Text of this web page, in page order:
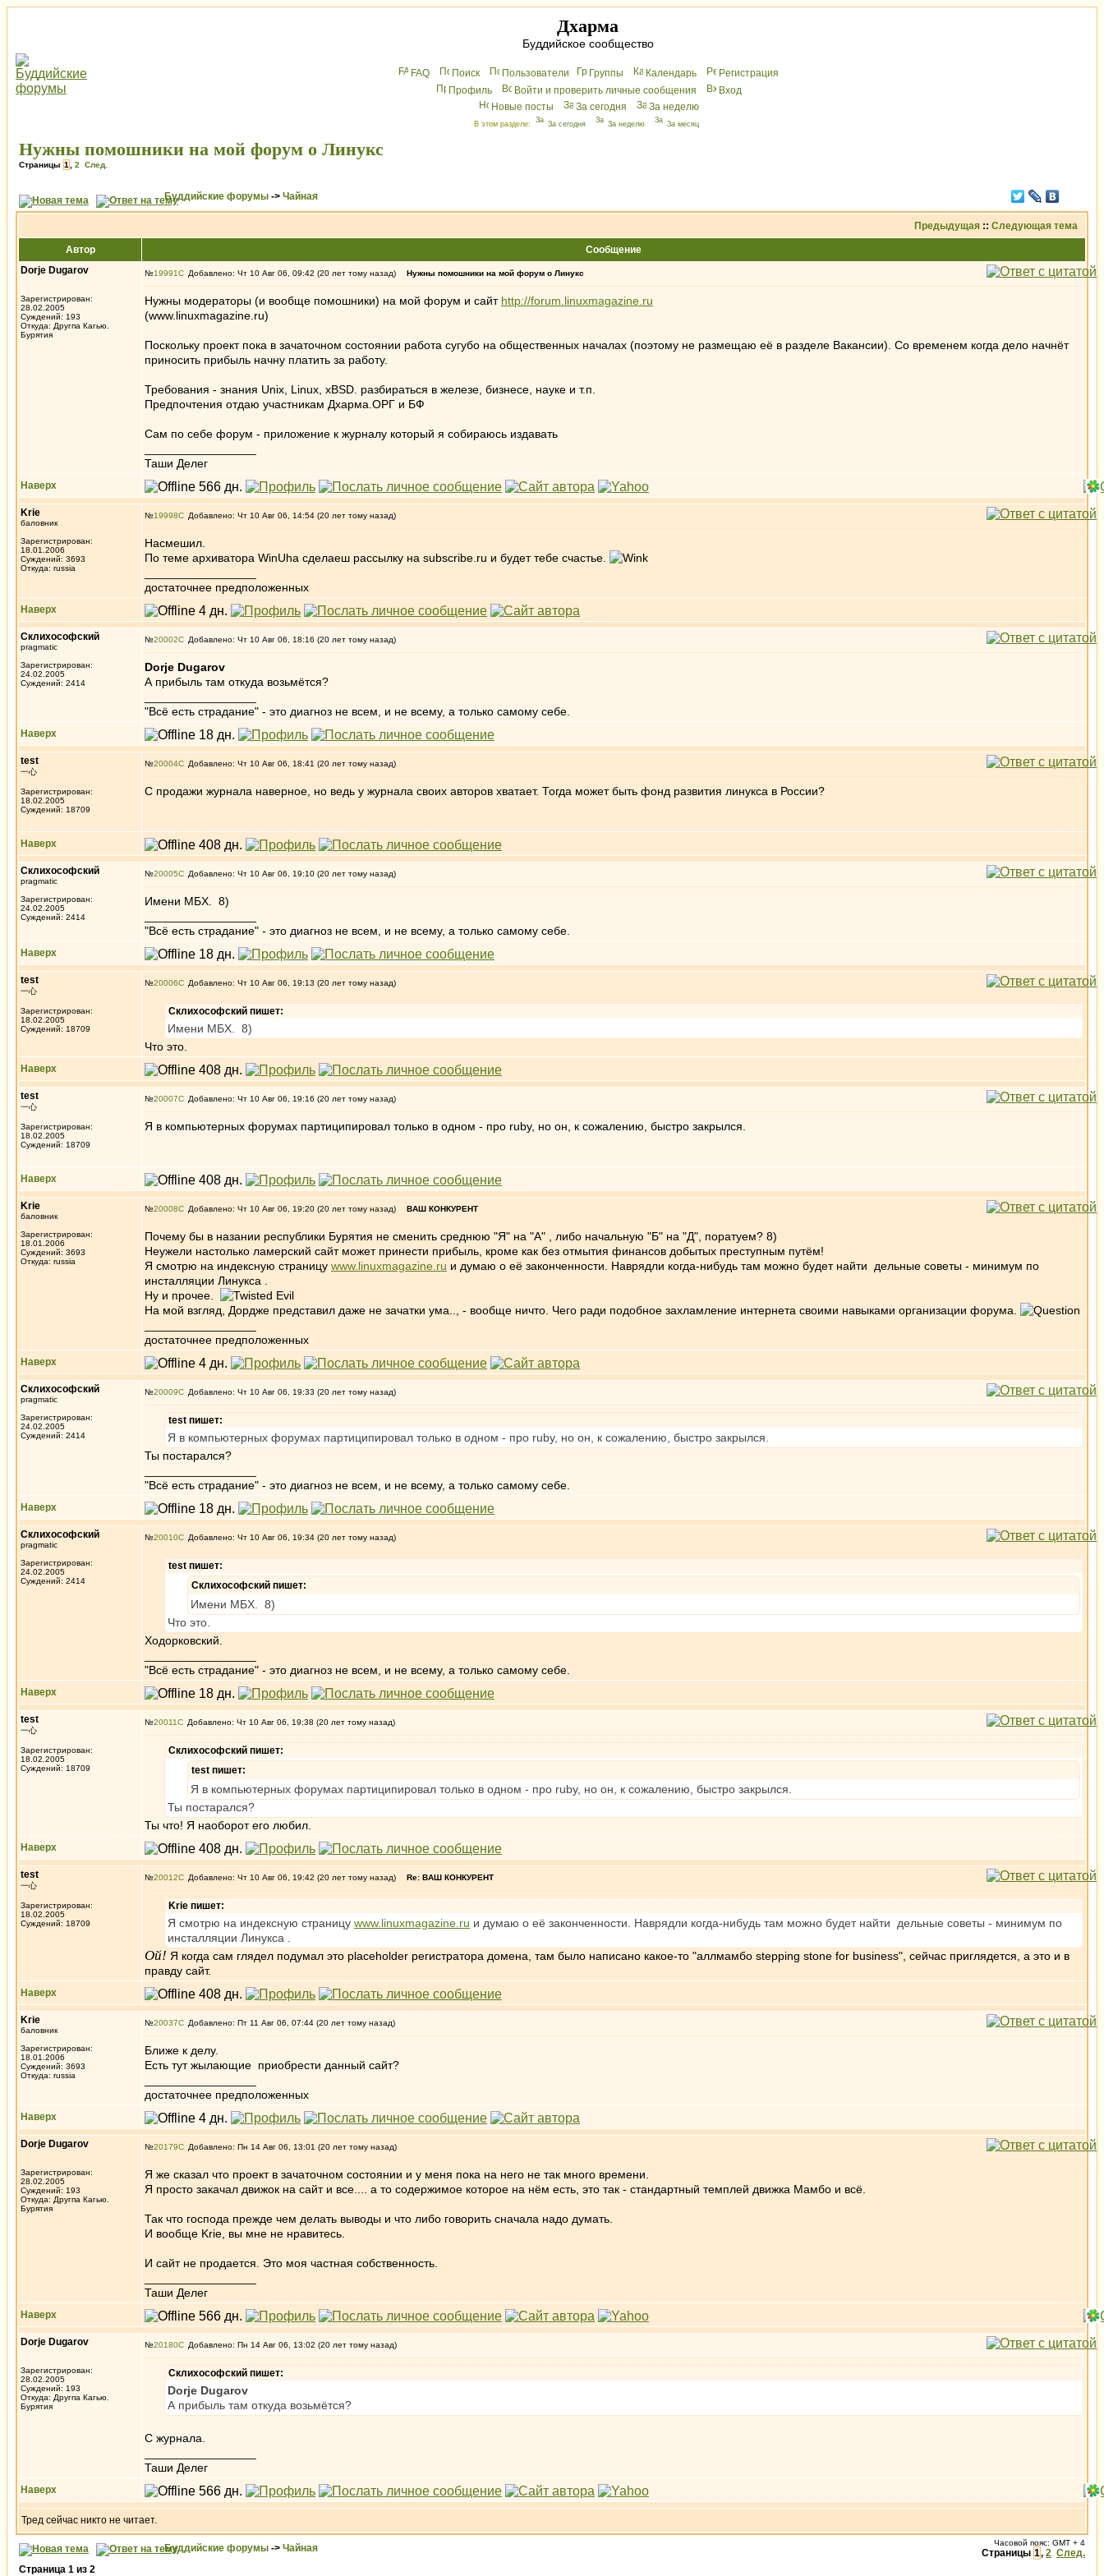
Дхарма
Буддийское сообщество
FAQ Поиск Пользователи Группы Календарь
Peгиcтрaция
Профиль
Войти и проверить личные сообщения
Вхoд
Новые посты
За сегодня За неделю
В этом разделе: За сегодня За неделю За месяц
Нужны помошники на мой форум о Линукс
Страницы 1 2 След.
Буддийские форумы -> Чайная
Предыдущая :: Следующая тема
Автор
Сообщение
Dorje Dugarov
Зарегистрирован:
28.02.2005
Суждений: 193
Откуда: Другпа Кагью.
Бурятия
№19991 Добавлено: Чт 10 Авг 06, 09:42 (20 лет тому назад) Нужны помошники на мой форум о Линукс
Нужны модераторы (и вообще помошники) на мой форум и сайт http://forum.linuxmagazine.ru
(www.linuxmagazine.ru)
Поскольку проект пока в зачаточном состоянии работа сугубо на общественных началах (поэтому не размещаю её в разделе Вакансии). Со временем когда дело начнёт
приносить прибыль начну платить за работу.
Требования - знания Unix, Linux, xBSD. разбираться в железе, бизнесе, науке и т.п.
Предпочтения отдаю участникам Дхарма.ОРГ и БФ
Сам по себе форум - приложение к журналу который я собираюсь издавать
Таши Делег
Наверх
Krie
баловник
Зарегистрирован:
18.01.2006
Суждений: 3693
Откуда: russia
№19998 Добавлено: Чт 10 Авг 06, 14:54 (20 лет тому назад)
Насмешил.
По теме архиватора WinUha сделаеш рассылку на subscribe.ru и будет тебе счастье.
достаточнее предположенных
Наверх
Склихософский
pragmatic
Зарегистрирован:
24.02.2005
Суждений: 2414
№20002 Добавлено: Чт 10 Авг 06, 18:16 (20 лет тому назад)
Dorje Dugarov
А прибыль там откуда возьмётся?
"Всё есть страдание" - это диагноз не всем, и не всему, а только самому себе.
Наверх
test
一心
Зарегистрирован:
18.02.2005
Суждений: 18709
№20004 Добавлено: Чт 10 Авг 06, 18:41 (20 лет тому назад)
С продажи журнала наверное, но ведь у журнала своих авторов хватает. Тогда может быть фонд развития линукса в России?
Наверх
Склихософский
pragmatic
Зарегистрирован:
24.02.2005
Суждений: 2414
№20005 Добавлено: Чт 10 Авг 06, 19:10 (20 лет тому назад)
Имени МБХ. 8)
"Всё есть страдание" - это диагноз не всем, и не всему, а только самому себе.
Наверх
test
一心
Зарегистрирован:
18.02.2005
Суждений: 18709
№20006 Добавлено: Чт 10 Авг 06, 19:13 (20 лет тому назад)
Склихософский пишет:
Имени МБХ. 8)
Что это.
Наверх
test
一心
Зарегистрирован:
18.02.2005
Суждений: 18709
№20007 Добавлено: Чт 10 Авг 06, 19:16 (20 лет тому назад)
Я в компьютерных форумах партиципировал только в одном - про ruby, но он, к сожалению, быстро закрылся.
Наверх
Krie
баловник
Зарегистрирован:
18.01.2006
Суждений: 3693
Откуда: russia
№20008 Добавлено: Чт 10 Авг 06, 19:20 (20 лет тому назад) ВАШ КОНКУРЕНТ
Почему бы в назании республики Бурятия не сменить среднюю "Я" на "А" , либо начальную "Б" на "Д", поратуем? 8)
Неужели настолько ламерский сайт может принести прибыль, кроме как без отмытия финансов добытых преступным путём!
Я смотрю на индексную страницу www.linuxmagazine.ru и думаю о её законченности. Наврядли когда-нибудь там можно будет найти дельные советы - минимум по
инсталляции Линукса .
Ну и прочее.
На мой взгляд, Дордже представил даже не зачатки ума.., - вообще ничто. Чего ради подобное захламление интернета своими навыками организации форума.
достаточнее предположенных
Наверх
Склихософский
pragmatic
Зарегистрирован:
24.02.2005
Суждений: 2414
№20009 Добавлено: Чт 10 Авг 06, 19:33 (20 лет тому назад)
test пишет:
Я в компьютерных форумах партиципировал только в одном - про ruby, но он, к сожалению, быстро закрылся.
Ты постарался?
"Всё есть страдание" - это диагноз не всем, и не всему, а только самому себе.
Наверх
Склихософский
pragmatic
Зарегистрирован:
24.02.2005
Суждений: 2414
№20010 Добавлено: Чт 10 Авг 06, 19:34 (20 лет тому назад)
test пишет:
Склихософский пишет:
Имени МБХ. 8)
Что это.
Ходорковский.
"Всё есть страдание" - это диагноз не всем, и не всему, а только самому себе.
Наверх
test
一心
Зарегистрирован:
18.02.2005
Суждений: 18709
№20011 Добавлено: Чт 10 Авг 06, 19:38 (20 лет тому назад)
Склихософский пишет:
test пишет:
Я в компьютерных форумах партиципировал только в одном - про ruby, но он, к сожалению, быстро закрылся.
Ты постарался?
Ты что! Я наоборот его любил.
Наверх
test
一心
Зарегистрирован:
18.02.2005
Суждений: 18709
№20012 Добавлено: Чт 10 Авг 06, 19:42 (20 лет тому назад) Re: ВАШ КОНКУРЕНТ
Krie пишет:
Я смотрю на индексную страницу www.linuxmagazine.ru и думаю о её законченности. Наврядли когда-нибудь там можно будет найти дельные советы - минимум по
инсталляции Линукса .
Ой! Я когда сам глядел подумал это placeholder регистратора домена, там было написано какое-то "аллмамбо stеpping stonе fоr businеss", сейчас приглядется, а это и в
правду сайт.
Наверх
Krie
баловник
Зарегистрирован:
18.01.2006
Суждений: 3693
Откуда: russia
№20037 Добавлено: Пт 11 Авг 06, 07:44 (20 лет тому назад)
Ближе к делу.
Есть тут жылающие приобрести данный сайт?
достаточнее предположенных
Наверх
Dorje Dugarov
Зарегистрирован:
28.02.2005
Суждений: 193
Откуда: Другпа Кагью.
Бурятия
№20179 Добавлено: Пн 14 Авг 06, 13:01 (20 лет тому назад)
Я же сказал что проект в зачаточном состоянии и у меня пока на него не так много времени.
Я просто закачал движок на сайт и все.... а то содержимое которое на нём есть, это так - стандартный темплей движка Мамбо и всё.
Так что господа прежде чем делать выводы и что либо говорить сначала надо думать.
И вообще Krie, вы мне не нравитесь.
И сайт не продается. Это моя частная собственность.
Таши Делег
Наверх
Dorje Dugarov
Зарегистрирован:
28.02.2005
Суждений: 193
Откуда: Другпа Кагью.
Бурятия
№20180 Добавлено: Пн 14 Авг 06, 13:02 (20 лет тому назад)
Склихософский пишет:
Dorje Dugarov
А прибыль там откуда возьмётся?
С журнала.
Таши Делег
Наверх
Тред сейчас никто не читает.
Буддийские форумы -> Чайная Часовой пояс: GMT + 4
Страницы 1, 2 След.
Страница 1 из 2